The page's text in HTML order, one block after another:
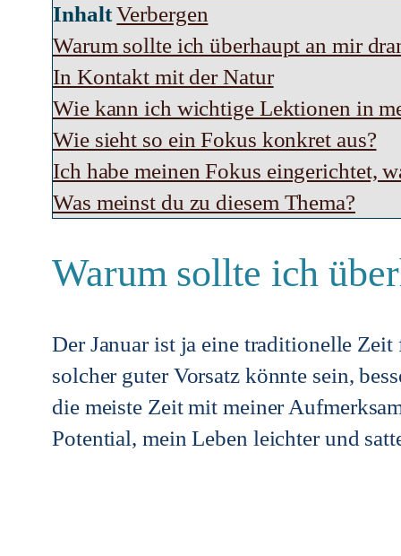
Inhalt Verbergen
Warum sollte ich überhaupt an mir
In Kontakt mit der Natur
Wie kann ich wichtige Lektionen in
Wie sieht so ein Fokus konkret aus?
Ich habe meinen Fokus eingerichtet,
Was meinst du zu diesem Thema?
Warum sollte ich
Der Januar ist ja eine traditionelle Zeit
solcher guter Vorsatz könnte sein,
die meiste Zeit mit meiner
Potential, mein Leben leichter und